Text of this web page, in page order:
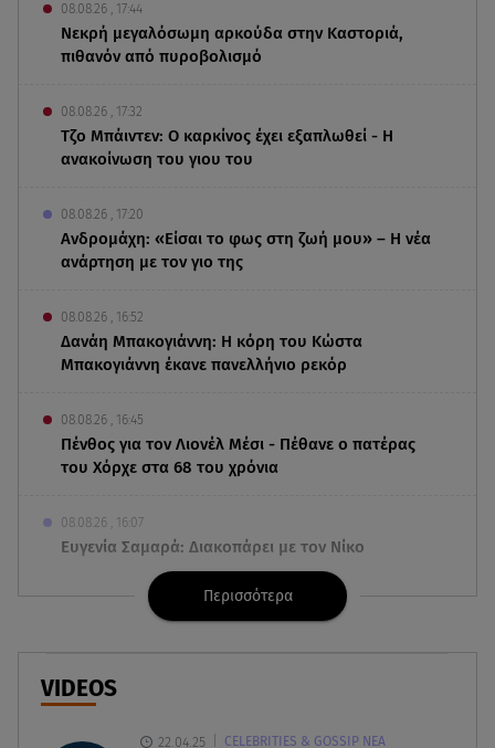
08.08.26 , 17:44
Νεκρή μεγαλόσωμη αρκούδα στην Καστοριά,
πιθανόν από πυροβολισμό
08.08.26 , 17:32
Τζο Μπάιντεν: Ο καρκίνος έχει εξαπλωθεί - Η
ανακοίνωση του γιου του
08.08.26 , 17:20
Ανδρομάχη: «Είσαι το φως στη ζωή μου» – Η νέα
ανάρτηση με τον γιο της
08.08.26 , 16:52
Δανάη Μπακογιάννη: Η κόρη του Κώστα
Μπακογιάννη έκανε πανελλήνιο ρεκόρ
08.08.26 , 16:45
Πένθος για τον Λιονέλ Μέσι - Πέθανε ο πατέρας
του Χόρχε στα 68 του χρόνια
08.08.26 , 16:07
Ευγενία Σαμαρά: Διακοπάρει με τον Νίκο
Μουτσινά - Πού βρίσκονται;
Back to black: η διαχρονική αξία του μαύρου
Περισσότερα
VIDEOS
22.04.25 CELEBRITIES & GOSSIP ΝΕΑ